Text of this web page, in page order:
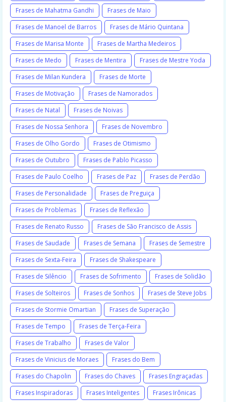
Frases de Mahatma Gandhi
Frases de Maio
Frases de Manoel de Barros
Frases de Mário Quintana
Frases de Marisa Monte
Frases de Martha Medeiros
Frases de Medo
Frases de Mentira
Frases de Mestre Yoda
Frases de Milan Kundera
Frases de Morte
Frases de Motivação
Frases de Namorados
Frases de Natal
Frases de Noivas
Frases de Nossa Senhora
Frases de Novembro
Frases de Olho Gordo
Frases de Otimismo
Frases de Outubro
Frases de Pablo Picasso
Frases de Paulo Coelho
Frases de Paz
Frases de Perdão
Frases de Personalidade
Frases de Preguiça
Frases de Problemas
Frases de Reflexão
Frases de Renato Russo
Frases de São Francisco de Assis
Frases de Saudade
Frases de Semana
Frases de Semestre
Frases de Sexta-Feira
Frases de Shakespeare
Frases de Silêncio
Frases de Sofrimento
Frases de Solidão
Frases de Solteiros
Frases de Sonhos
Frases de Steve Jobs
Frases de Stormie Omartian
Frases de Superação
Frases de Tempo
Frases de Terça-Feira
Frases de Trabalho
Frases de Valor
Frases de Vinicius de Moraes
Frases do Bem
Frases do Chapolin
Frases do Chaves
Frases Engraçadas
Frases Inspiradoras
Frases Inteligentes
Frases Irônicas